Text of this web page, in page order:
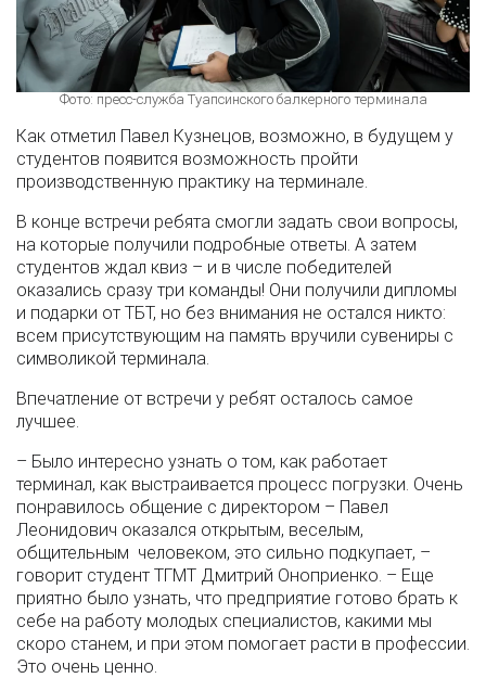
Фото: пресс-служба Туапсинского балкерного терминала
Как отметил Павел Кузнецов, возможно, в будущем у
студентов появится возможность пройти
производственную практику на терминале.
В конце встречи ребята смогли задать свои вопросы,
на которые получили подробные ответы. А затем
студентов ждал квиз – и в числе победителей
оказались сразу три команды! Они получили дипломы
и подарки от ТБТ, но без внимания не остался никто:
всем присутствующим на память вручили сувениры с
символикой терминала.
Впечатление от встречи у ребят осталось самое
лучшее.
– Было интересно узнать о том, как работает
терминал, как выстраивается процесс погрузки. Очень
понравилось общение с директором – Павел
Леонидович оказался открытым, веселым,
общительным человеком, это сильно подкупает, –
говорит студент ТГМТ Дмитрий Оноприенко. – Еще
приятно было узнать, что предприятие готово брать к
себе на работу молодых специалистов, какими мы
скоро станем, и при этом помогает расти в профессии.
Это очень ценно.